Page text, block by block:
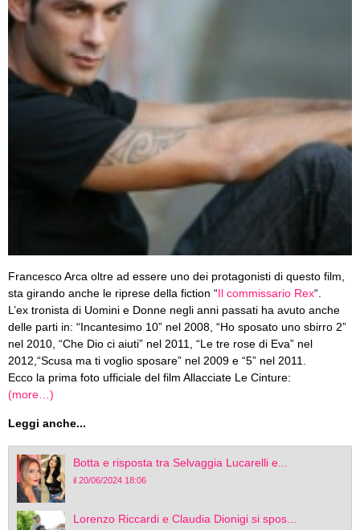
Francesco Arca oltre ad essere uno dei protagonisti di questo film,
sta girando anche le riprese della fiction “Il commissario Rex“.
L’ex tronista di Uomini e Donne negli anni passati ha avuto anche
delle parti in: “Incantesimo 10” nel 2008, “Ho sposato uno sbirro 2”
nel 2010, “Che Dio ci aiuti” nel 2011, “Le tre rose di Eva” nel
2012,“Scusa ma ti voglio sposare” nel 2009 e “5” nel 2011.
Ecco la prima foto ufficiale del film Allacciate Le Cinture:
(more…)
Leggi anche...
Botta e risposta tra Selvaggia Lucarelli e...
il 20/06/2024 18:06
Lorenzo Riccardi e Claudia Dionigi si spos...